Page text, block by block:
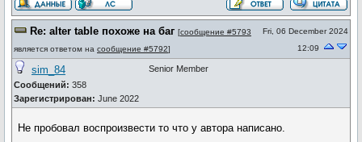
Re: alter table похоже на баг [сообщение #5793
является ответом на сообщение #5792]
Fri, 06 December 2024
12:09
sim_84
Сообщений: 358
Зарегистрирован: June 2022
Senior Member
Не пробовал воспроизвести то что у автора написано.